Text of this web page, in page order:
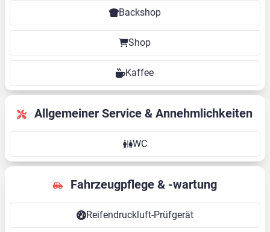
Backshop
Shop
Kaffee
Allgemeiner Service & Annehmlichkeiten
WC
Fahrzeugpflege & -wartung
Reifendruckluft-Prüfgerät